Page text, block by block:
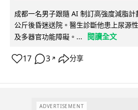
成都一名男子跟隨 AI 制訂高強度減脂
公斤後昏迷送院。醫生診斷他患上尿源
及多器官功能障礙。...
閱讀全文
17 3 ↗ 分享
ADVERTISEMENT